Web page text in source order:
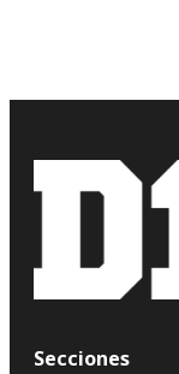
Secciones